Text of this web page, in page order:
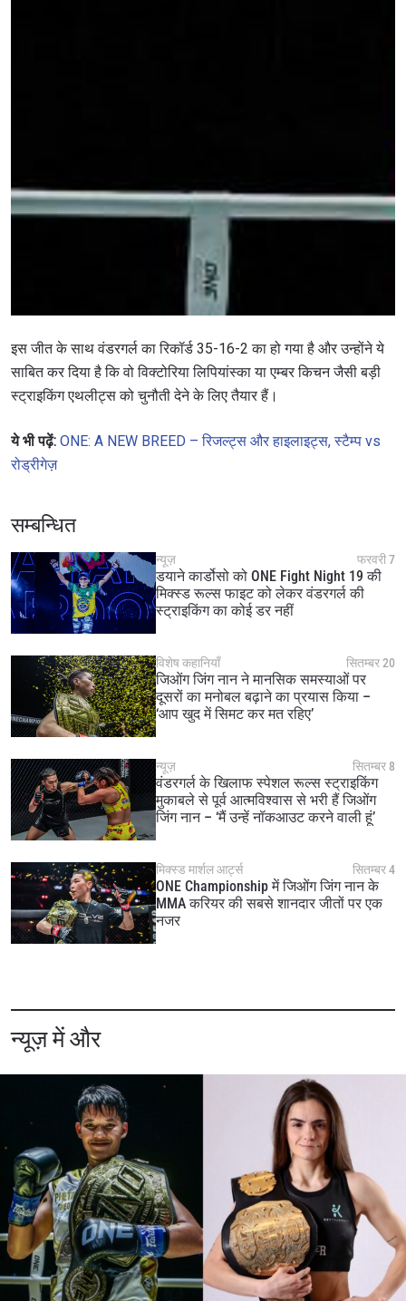
इस जीत के साथ वंडरगर्ल का रिकॉर्ड 35-16-2 का हो गया है और उन्होंने ये
साबित कर दिया है कि वो विक्टोरिया लिपियांस्का या एम्बर किचन जैसी बड़ी
स्ट्राइकिंग एथलीट्स को चुनौती देने के लिए तैयार हैं।
ये भी पढ़ें: ONE: A NEW BREED – रिजल्ट्स और हाइलाइट्स, स्टैम्प vs
रोड्रीगेज़
सम्बन्धित
न्यूज़ फरवरी 7
डयाने कार्डोसो को ONE Fight Night 19 की
मिक्स्ड रूल्स फाइट को लेकर वंडरगर्ल की
स्ट्राइकिंग का कोई डर नहीं
विशेष कहानियाँ सितम्बर 20
जिओंग जिंग नान ने मानसिक समस्याओं पर
दूसरों का मनोबल बढ़ाने का प्रयास किया –
‘आप खुद में सिमट कर मत रहिए’
न्यूज़ सितम्बर 8
वंडरगर्ल के खिलाफ स्पेशल रूल्स स्ट्राइकिंग
मुकाबले से पूर्व आत्मविश्वास से भरी हैं जिओंग
जिंग नान – ‘मैं उन्हें नॉकआउट करने वाली हूं’
मिक्स्ड मार्शल आर्ट्स सितम्बर 4
ONE Championship में जिओंग जिंग नान के
MMA करियर की सबसे शानदार जीतों पर एक
नजर
न्यूज़ में और
प्रतिद्वंद्वी
इवेंट
हाइलाइट्स देखें
STAY IN THE KNOW
to gain access to latest news, unlock special offers
and get first access to the best seats to our live
events.
ईमेल
नाम
सदस्यता लें
By submitting this form, you are agreeing to our
collection, use and disclosure of your information
under ourPrivacy Policy
these communications at any time.